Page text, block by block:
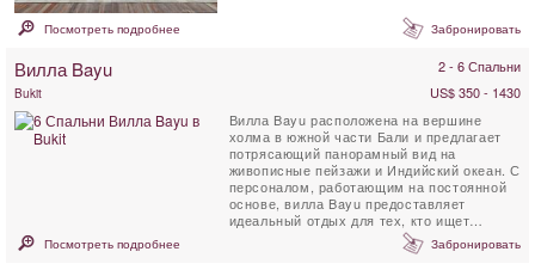
Посмотреть подробнее Забронировать
Вилла Bayu 2 - 6 Спальни
Bukit
US$ 350 - 1430
Вилла Bayu расположена на вершине
холма в южной части Бали и предлагает
потрясающий панорамный вид на
живописные пейзажи и Индийский океан. С
персоналом, работающим на постоянной
основе, вилла Bayu предоставляет
идеальный отдых для тех, кто ищет
Посмотреть подробнее Забронировать